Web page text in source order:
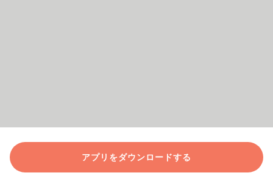
アプリをダウンロードする